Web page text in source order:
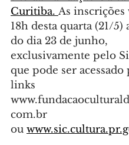
Curitiba. As inscrições
18h desta quarta (21/5)
do dia 23 de junho,
exclusivamente pelo
que pode ser acessado
links
com.br
ou